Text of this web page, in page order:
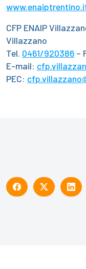
CFP ENAIP
Villazzano
Tel. 0461/920386 –
E-mail:
PEC: